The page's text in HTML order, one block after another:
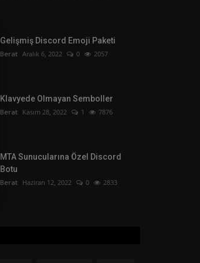
Gelişmiş Discord Emoji Paketi
Berat Aralık 6, 2022 0 2057
Klavyede Olmayan Semboller
Berat Kasım 28, 2022 1 7876
MTA Sunucularına Özel Discord
Botu
Berat Haziran 12, 2022 0 2833